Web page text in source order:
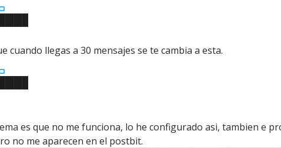
cuando llegas a 30 mensajes se te cambia a esta.
es que no me funciona, lo he configurado asi, tambien e
no me aparecen en el postbit.